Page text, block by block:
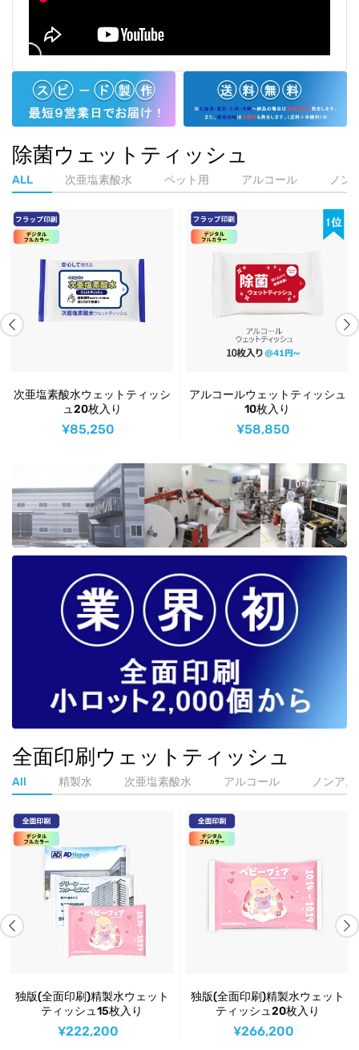
除菌ウェットティッシュ
ALL 次亜塩素酸水 ペット用 アルコール ノン
アルコールウェットティッシュ
10枚入り
¥58,850
アルコールウェットティッシュ
20枚入り
¥86,900
全面印刷ウェットティッシュ
All 精製水 次亜塩素酸水 アルコール ノンア
独版(全面印刷)精製水ウェット
ティッシュ20枚入り
¥266,200
独版(全面印刷)次亜塩素酸水ウ
ェットティッシュ10枚入り
¥215,600